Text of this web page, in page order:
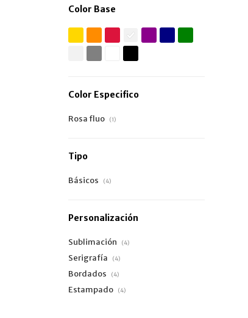
Color Base
Color Especifico
Rosa fluo (1)
Tipo
Básicos (4)
Personalización
Sublimación (4)
Serigrafía (4)
Bordados (4)
Estampado (4)